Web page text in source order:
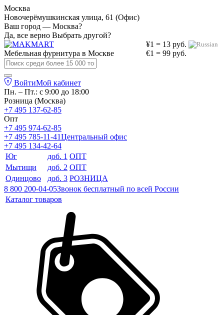
Москва
Новочерёмушкинская улица, 61 (Офис)
Ваш город — Москва?
Да, все верно Выбрать другой?
¥1 = 13 руб.
€1 = 99 руб.
Мебельная фурнитура в Москве
ВойтиМой кабинет
Пн. – Пт.: с 9:00 до 18:00
Розница (Москва)
+7 495 137-62-85
Опт
+7 495 974-62-85
+7 495 785-11-41Центральный офис
+7 495 134-42-64
Юг
доб. 1 ОПТ
Мытищи
доб. 2 ОПТ
Одинцово
доб. 3 РОЗНИЦА
8 800 200-04-05Звонок бесплатный по всей России
Каталог товаров